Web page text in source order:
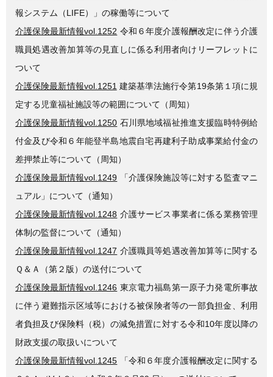
報システム（LIFE）」の稼働等について
介護保険最新情報vol.1252 令和６年度介護報酬改定に伴う介護
職員処遇改善加算等の見直しに係る利用者向けリーフレットに
ついて
介護保険最新情報vol.1251 建築基準法施行令第19条第１項に規
定する児童福祉施設等の範囲について（周知）
介護保険最新情報vol.1250 石川県地域福祉推進支援臨時特例給
付金及び令和６年能登半島地震自宅再建利子助成事業給付金の
差押禁止等について（周知）
介護保険最新情報vol.1249 「介護保険施設等に対する監査マニ
ュアル」について（通知）
介護保険最新情報vol.1248 介護サービス事業者に係る業務管理
体制の監督について（通知）
介護保険最新情報vol.1247 介護職員等処遇改善加算等に関する
Ｑ＆Ａ（第２版）の送付について
介護保険最新情報vol.1246 東京電力福島第一原子力発電所事故
に伴う避難指示区域等における被保険者等の一部負担金、利用
者負担及び保険料（税）の減免措置に対する令和10年度以降の
財政支援の取扱いについて
介護保険最新情報vol.1245 「令和６年度介護報酬改定に関する